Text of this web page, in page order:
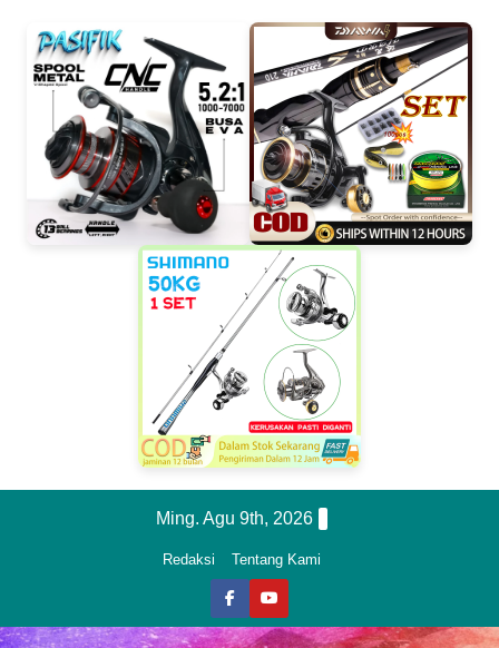
Ming. Agu 9th, 2026
Redaksi Tentang Kami